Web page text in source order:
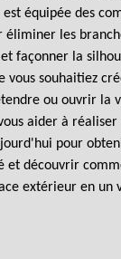
équipée des
éliminer les
façonner la
vous souhaitiez
ou ouvrir la
aider à réaliser
pour
et découvrir
extérieur en un